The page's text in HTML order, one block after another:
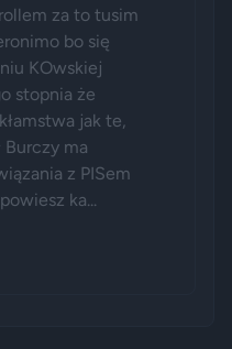
za to tusim
bo się
KOwskiej
stopnia że
jak te,
Burczy ma
z PISem
ka...